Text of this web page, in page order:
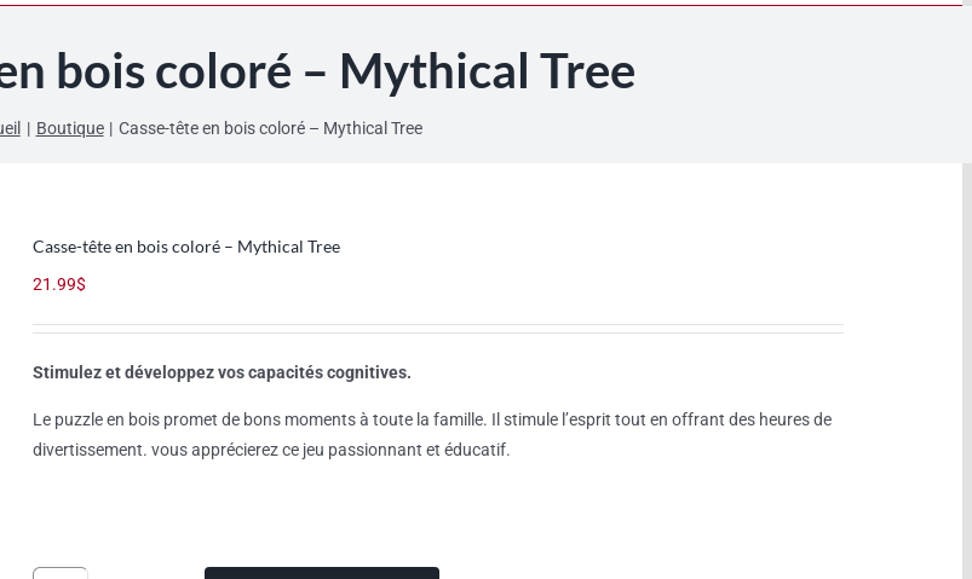
bois coloré – Mythical Tree
Boutique Casse-tête en bois coloré – Mythical Tree
Casse-tête en bois coloré – Mythical Tree
21.99$
Stimulez et développez vos capacités cognitives.
Le puzzle en bois promet de bons moments à toute la famille. Il stimule l’esprit tout en offrant des heures de
divertissement. vous apprécierez ce jeu passionnant et éducatif.